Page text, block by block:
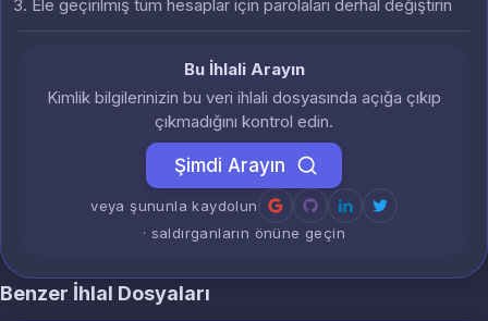
Ele geçirilmiş tüm hesaplar için parolaları derhal değiştirin
Bu İhlali Arayın
Kimlik bilgilerinizin bu veri ihlali dosyasında açığa çıkıp
çıkmadığını kontrol edin.
Şimdi Arayın
veya şununla kaydolun
· saldırganların önüne geçin
Benzer İhlal Dosyaları